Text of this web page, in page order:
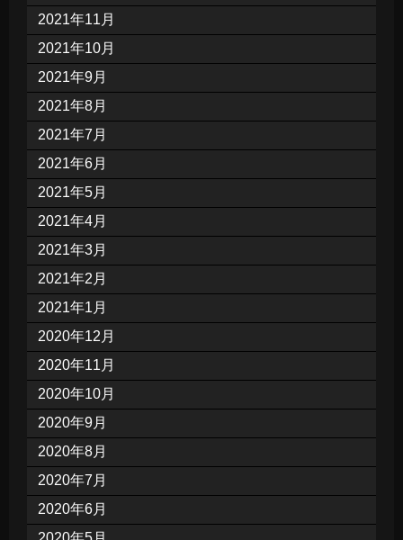
2021年11月
2021年10月
2021年9月
2021年8月
2021年7月
2021年6月
2021年5月
2021年4月
2021年3月
2021年2月
2021年1月
2020年12月
2020年11月
2020年10月
2020年9月
2020年8月
2020年7月
2020年6月